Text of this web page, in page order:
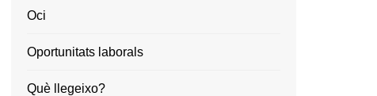
Oci
Oportunitats laborals
Què llegeixo?